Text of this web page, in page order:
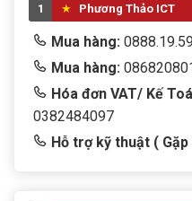
1 Phương Thảo ICT
Mua hàng:
Mua hàng:
Hóa đơn VAT/ Kế
0382484097
Hỗ trợ kỹ thuật ( Gặp